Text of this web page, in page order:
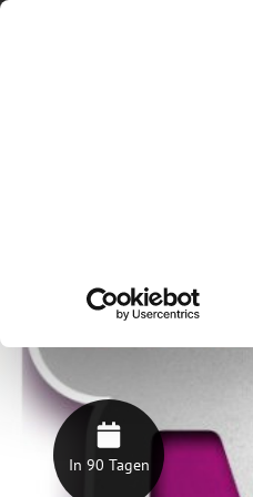
In 90 Tagen